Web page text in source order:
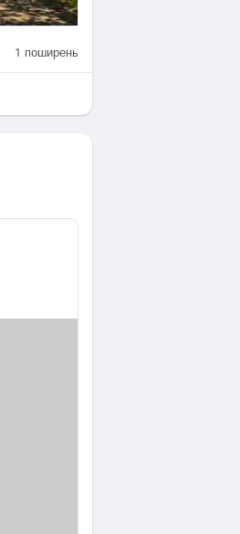
1 поширень